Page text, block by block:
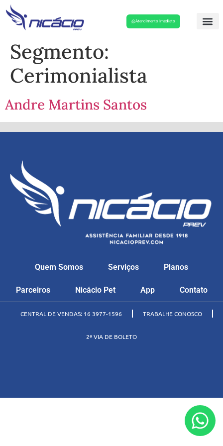
Atendimento Imediato
Segmento:
Cerimonialista
Andre Martins Santos
Quem Somos Serviços Planos
Parceiros Nicácio Pet App Contato
CENTRAL DE VENDAS: 16 3977-1596 TRABALHE CONOSCO
2ª VIA DE BOLETO